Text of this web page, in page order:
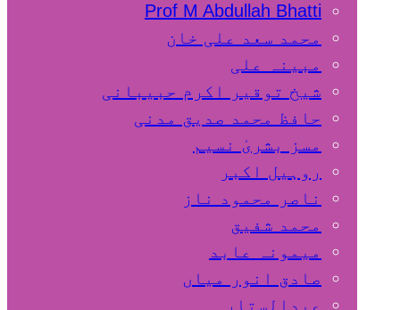
Prof M Abdullah Bhatti
محمد سعد علی خان
مبینہ علی
شیخ توقیر اکرم حبیبانی
حافظ محمد صدیق مدنی
مسز بشریٰ نسیم
روہیل اکبر
ناصر محمود ناز
محمد شفیق
میمونہ عابد
صادق انور میاں
عبدالستار